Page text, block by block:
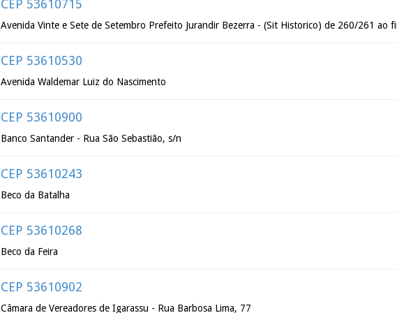
CEP 53610715
Avenida Vinte e Sete de Setembro Prefeito Jurandir Bezerra - (Sit Historico) de 260/261 ao
CEP 53610530
Avenida Waldemar Luiz do Nascimento
CEP 53610900
Banco Santander - Rua São Sebastião, s/n
CEP 53610243
Beco da Batalha
CEP 53610268
Beco da Feira
CEP 53610902
Câmara de Vereadores de Igarassu - Rua Barbosa Lima, 77